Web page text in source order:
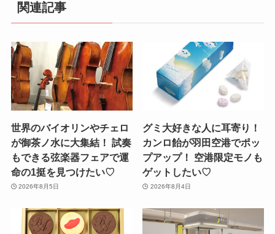
関連記事
世界のバイオリンやチェロ
が御茶ノ水に大集結！ 試奏
もできる弦楽器フェアで運
命の1挺を見つけたい♡
2026年8月5日
グミ大好きな人に耳寄り！
カンロ飴が羽田空港でポッ
プアップ！ 空港限定モノも
ゲットしたい♡
2026年8月4日